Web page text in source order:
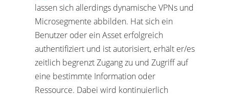
lassen sich allerdings dynamische VPNs und
Microsegmente abbilden. Hat sich ein
Benutzer oder ein Asset erfolgreich
authentifiziert und ist autorisiert, erhält er/es
zeitlich begrenzt Zugang zu und Zugriff auf
eine bestimmte Information oder
Ressource. Dabei wird kontinuierlich